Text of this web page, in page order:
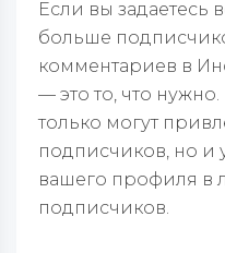
Если вы задаетесь
больше
комментариев в
— это то, что
только могут
подписчиков, но и
вашего профиля в
подписчиков.